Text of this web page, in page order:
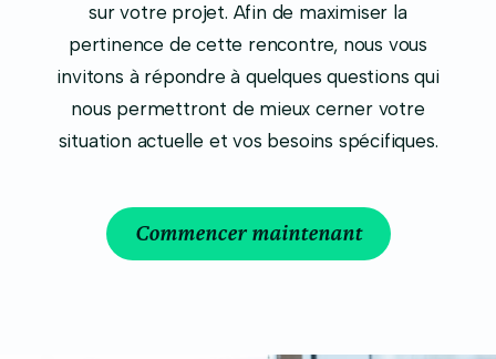
sur votre projet. Afin de maximiser la
pertinence de cette rencontre, nous vous
invitons à répondre à quelques questions qui
nous permettront de mieux cerner votre
situation actuelle et vos besoins spécifiques.
Commencer maintenant